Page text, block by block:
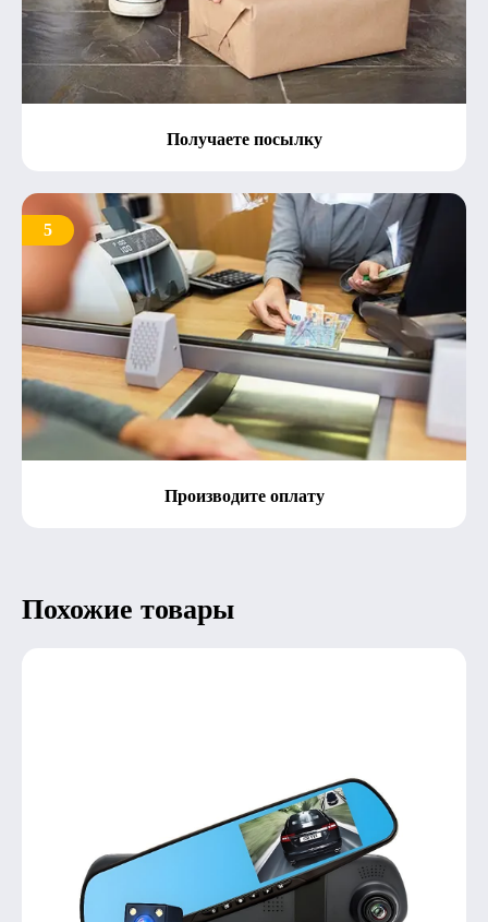
Получаете посылку
5
Производите оплату
Похожие товары